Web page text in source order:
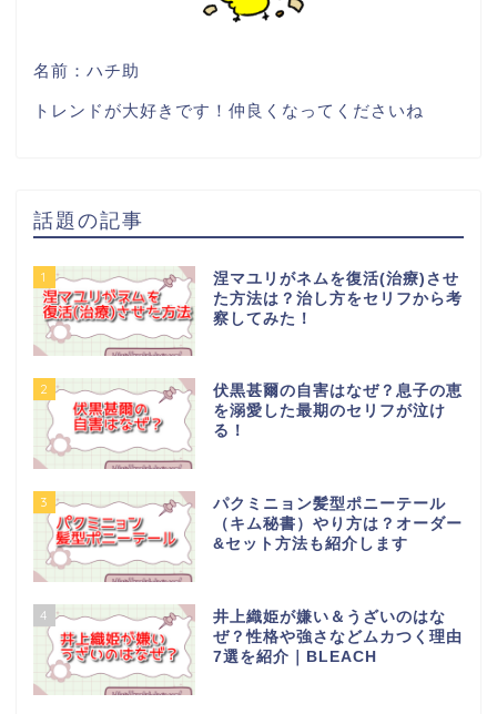
名前：ハチ助
トレンドが大好きです！仲良くなってくださいね
話題の記事
1
涅マユリがネムを復活(治療)させ
た方法は？治し方をセリフから考
察してみた！
2
伏黒甚爾の自害はなぜ？息子の恵
を溺愛した最期のセリフが泣け
る！
3
パクミニョン髪型ポニーテール
（キム秘書）やり方は？オーダー
&セット方法も紹介します
4
井上織姫が嫌い＆うざいのはな
ぜ？性格や強さなどムカつく理由
7選を紹介｜BLEACH